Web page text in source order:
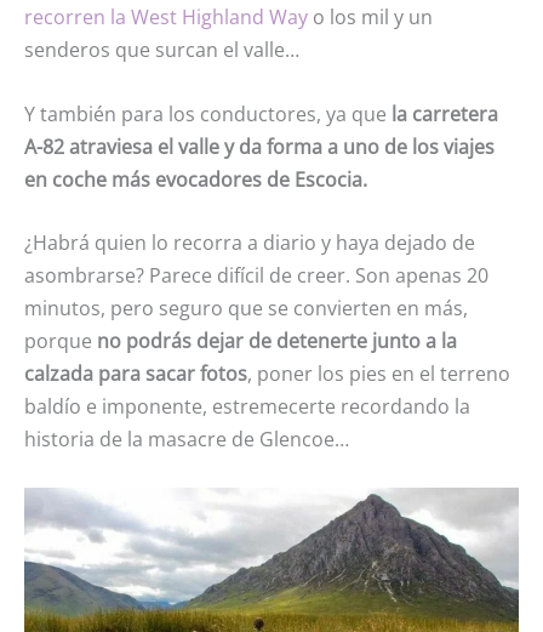
recorren la West Highland Way o los mil y un
senderos que surcan el valle…
Y también para los conductores, ya que la carretera
A-82 atraviesa el valle y da forma a uno de los viajes
en coche más evocadores de Escocia.
¿Habrá quien lo recorra a diario y haya dejado de
asombrarse? Parece difícil de creer. Son apenas 20
minutos, pero seguro que se convierten en más,
porque no podrás dejar de detenerte junto a la
calzada para sacar fotos, poner los pies en el terreno
baldío e imponente, estremecerte recordando la
historia de la masacre de Glencoe…